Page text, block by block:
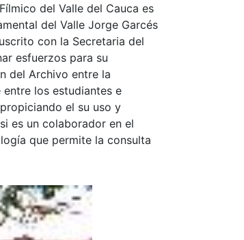
del Valle del Cauca es
del Valle Jorge Garcés
con la Secretaria del
esfuerzos para su
del Archivo entre la
entre los estudiantes e
el su uso y
es un colaborador en el
que permite la consulta